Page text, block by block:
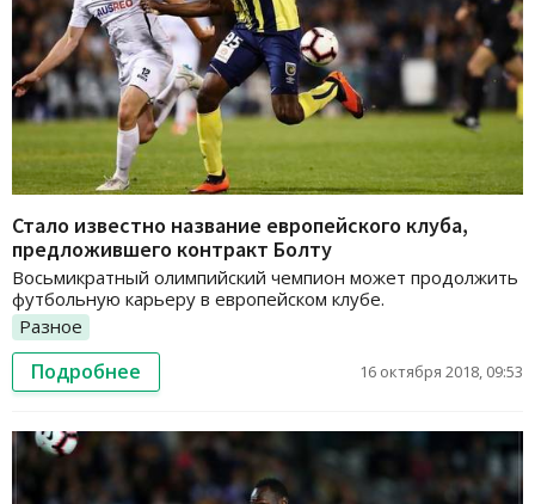
Стало известно название европейского клуба,
предложившего контракт Болту
Восьмикратный олимпийский чемпион может продолжить
футбольную карьеру в европейском клубе.
Разное
Подробнее 16 октября 2018, 09:53